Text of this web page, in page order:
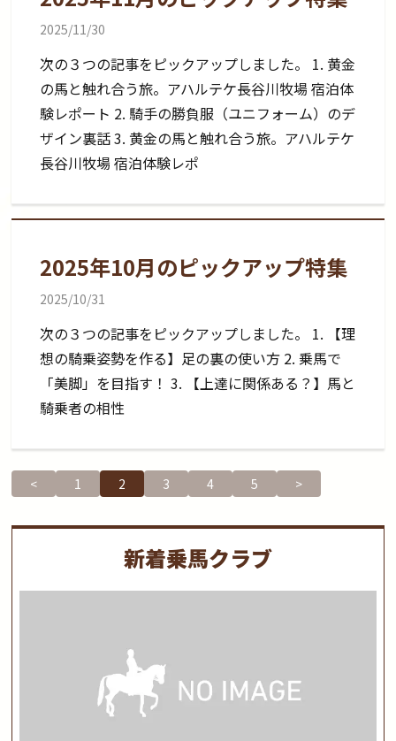
2025/11/30
次の３つの記事をピックアップしました。 1. 黄金
の馬と触れ合う旅。アハルテケ長谷川牧場 宿泊体
験レポート 2. 騎手の勝負服（ユニフォーム）のデ
ザイン裏話 3. 黄金の馬と触れ合う旅。アハルテケ
長谷川牧場 宿泊体験レポ
2025年10月のピックアップ特集
2025/10/31
次の３つの記事をピックアップしました。 1. 【理
想の騎乗姿勢を作る】足の裏の使い方 2. 乗馬で
「美脚」を目指す！ 3. 【上達に関係ある？】馬と
騎乗者の相性
< 1 2 3 4 5 >
新着乗馬クラブ